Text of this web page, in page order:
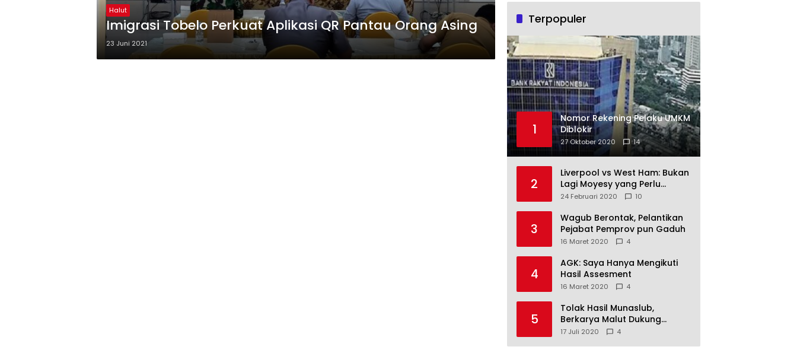
Halut
Imigrasi Tobelo Perkuat Aplikasi QR Pantau Orang Asing
23 Juni 2021
Terpopuler
1
Nomor Rekening Pelaku UMKM
Diblokir
27 Oktober 2020 14
2
Liverpool vs West Ham: Bukan
Lagi Moyesy yang Perlu
Ditakuti
24 Februari 2020 10
3
Wagub Berontak, Pelantikan
Pejabat Pemprov pun Gaduh
16 Maret 2020 4
4
AGK: Saya Hanya Mengikuti
Hasil Assesment
16 Maret 2020 4
5
Tolak Hasil Munaslub,
Berkarya Malut Dukung
Tommy Soeharto
17 Juli 2020 4